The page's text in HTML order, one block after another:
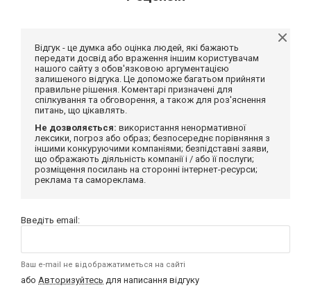
Відгук - це думка або оцінка людей, які бажають
передати досвід або враження іншим користувачам
нашого сайту з обов'язковою аргументацією
залишеного відгука. Це допоможе багатьом прийняти
правильне рішення. Коментарі призначені для
спілкування та обговорення, а також для роз'яснення
питань, що цікавлять.
Не дозволяється: використання ненормативної
лексики, погроз або образ; безпосереднє порівняння з
іншими конкуруючими компаніями; безпідставні заяви,
що ображають діяльність компанії і / або її послуги;
розміщення посилань на сторонні інтернет-ресурси;
реклама та самореклама.
Введіть email:
Ваш e-mail не відображатиметься на сайті
або Авторизуйтесь для написання відгуку